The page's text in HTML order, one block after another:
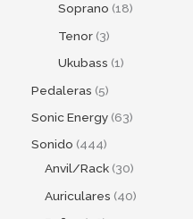
Soprano 18
Tenor 3
Ukubass 1
Pedaleras 5
Sonic Energy 63
Sonido 444
Anvil/Rack 30
Auriculares 40